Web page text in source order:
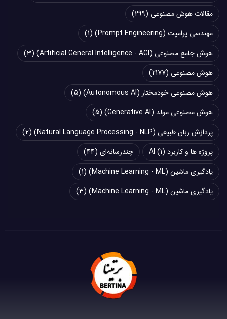
مقالات هوش مصنوعی (299)
مهندسی پرامپت (Prompt Engineering)
(1)
هوش جامع مصنوعی (Artificial General Intelligence - AGI)
(3)
هوش مصنوعی (2177)
هوش مصنوعی خودمختار (Autonomous AI)
(5)
هوش مصنوعی مولد (Generative AI)
(5)
پردازش زبان طبیعی (Natural Language Processing - NLP)
(2)
پروژه ها و کاربرد AI (1) چند‌‌رسانه‌ای (44)
یادگیری ماشین (Machine Learning - ML)
(1)
یادگیری ماشین (Machine Learning - ML)
(3)